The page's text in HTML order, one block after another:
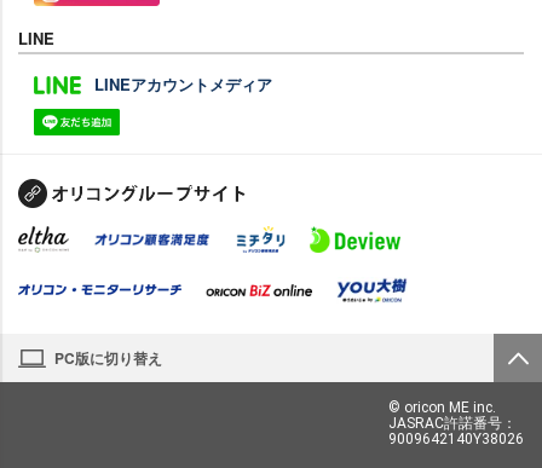
LINE
LINEアカウントメディア
PC版に切り替え
© oricon ME inc.
JASRAC許諾番号：
9009642140Y38026